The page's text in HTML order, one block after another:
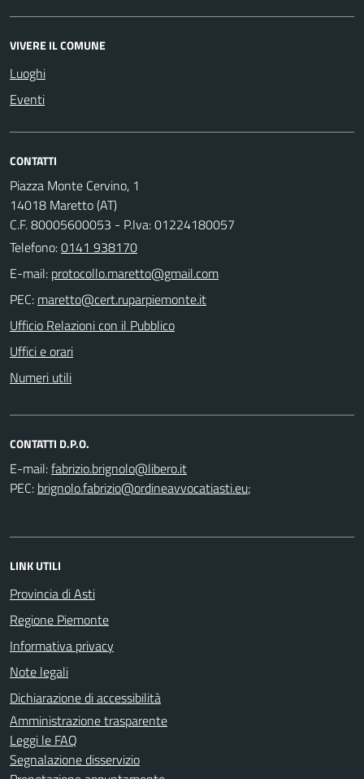
VIVERE IL COMUNE
Luoghi
Eventi
CONTATTI
Piazza Monte Cervino, 1
14018 Maretto (AT)
C.F. 80005600053 - P.Iva: 01224180057
Telefono:0141 938170
E-mail:
PEC:
Ufficio Relazioni con il Pubblico
Uffici e orari
Numeri utili
CONTATTI D.P.O.
E-mail:
PEC:
;
LINK UTILI
Provincia di Asti
Regione Piemonte
Informativa privacy
Note legali
Dichiarazione di accessibilità
Amministrazione trasparente
Leggi le FAQ
Segnalazione disservizio